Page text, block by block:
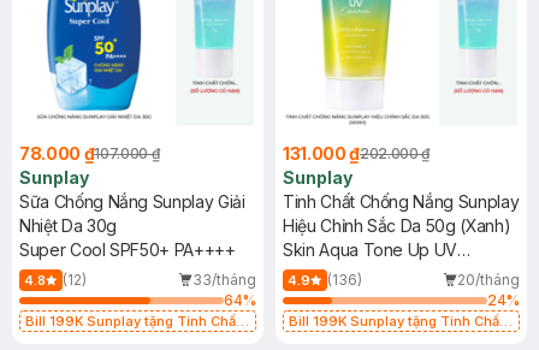
78.000 ₫107.000 ₫
Sunplay
Sữa Chống Nắng Sunplay Giải
Nhiệt Da 30g
Super Cool SPF50+ PA++++
4.8 (12)
33/tháng
64%
Bill 199K Sunplay tặng Tinh Chất
131.000 ₫202.000 ₫
Sunplay
Tinh Chất Chống Nắng Sunplay
Hiệu Chỉnh Sắc Da 50g (Xanh)
Skin Aqua Tone Up UV
Essence Mint Green SPF50+
PA++++
4.9 (136)
20/tháng
24%
Bill 199K Sunplay tặng Tinh Chất